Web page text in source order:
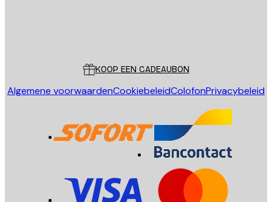
KOOP EEN CADEAUBON
Algemene voorwaardenCookiebeleidColofonPrivacybeleid